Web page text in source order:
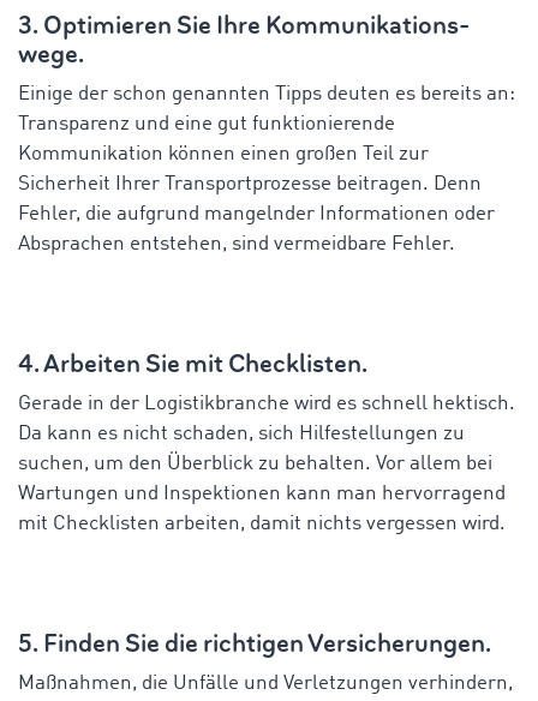
3. Optimieren Sie Ihre Kommunikations-
wege.
Einige der schon genannten Tipps deuten es bereits an:
Transparenz und eine gut funktionierende
Kommunikation können einen großen Teil zur
Sicherheit Ihrer Transportprozesse beitragen. Denn
Fehler, die aufgrund mangelnder Informationen oder
Absprachen entstehen, sind vermeidbare Fehler.
4. Arbeiten Sie mit Checklisten.
Gerade in der Logistikbranche wird es schnell hektisch.
Da kann es nicht schaden, sich Hilfestellungen zu
suchen, um den Überblick zu behalten. Vor allem bei
Wartungen und Inspektionen kann man hervorragend
mit Checklisten arbeiten, damit nichts vergessen wird.
5. Finden Sie die richtigen Versicherungen.
Maßnahmen, die Unfälle und Verletzungen verhindern,